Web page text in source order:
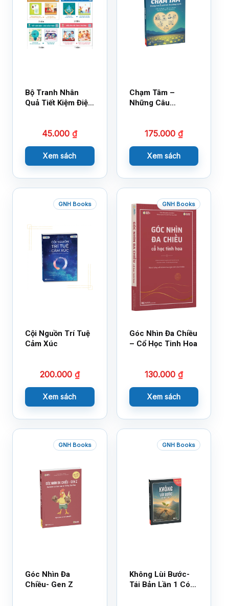
Bộ Tranh Nhân
Quả Tiết Kiệm Điện
45.000₫
Xem sách
Chạm Tâm –
Những Câu
175.000 ₫
Xem sách
GNH Books
Cội Nguồn Trí Tuệ
Cảm Xúc
200.000 ₫
Xem sách
GNH Books
Góc Nhìn Đa Chiều
– Cổ Học Tinh Hoa
130.000 ₫
Xem sách
GNH Books
Góc Nhìn Đa
Chiều- Gen Z
GNH Books
Không Lùi Bước-
Tái Bản Lần 1 Có